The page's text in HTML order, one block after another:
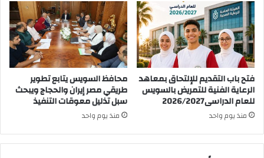
فتح باب التقديم للإلتحاق بمعاهد
الرعاية الفنية للتمريض بالسويس
للعام الدراسى2026/2027
منذ يوم واحد
محافظ السويس يتابع تطوير
طريقي مصر إيران والحجاج ويبحث
سبل تذليل معوقات التنفيذ
منذ يوم واحد